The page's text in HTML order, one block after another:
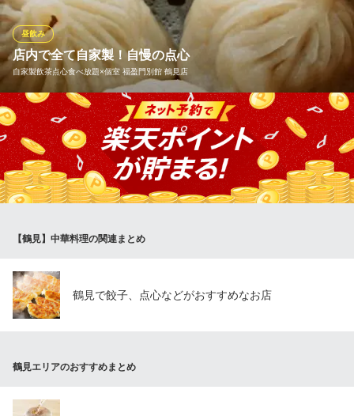
中華が勢揃い。
餃子 小籠包 福包酒場 鶴見店
自家製点心×中華居酒屋
ＪＲ鶴見駅 徒歩1分
神奈川県横浜市鶴見区豊岡町17-3 新橋ビル1F
店内で全て自家製！自慢の点心
自家製飲茶点心食べ放題×個室 福盈門別館 鶴見店
昼飲み
★福盈門別館は自家製にこだわってます★本場の中国職人のこだ
わりの飲茶点心です。皮から手作り、旨味をギュッともちもちの
皮に閉じ込めました。食の安全、安心を考え、新鮮素材を厳選す
るとともに、お客様の健康を考えた中国職人のヘルシーなおいし
い中華飲茶点心を当店で心ゆくまでお楽しみください。
飲茶餃子酒場×食べ放題
神奈川県横浜市鶴見区鶴見中央4-26-1 WTビル
【鶴見】中華料理の関連まとめ
鶴見で餃子、点心などがおすすめなお店
鶴見エリアのおすすめまとめ